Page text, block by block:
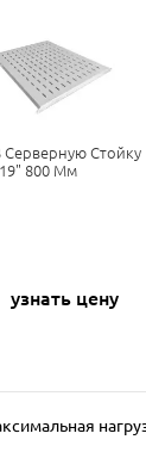
Серверную Стойку
800 Мм
узнать цену